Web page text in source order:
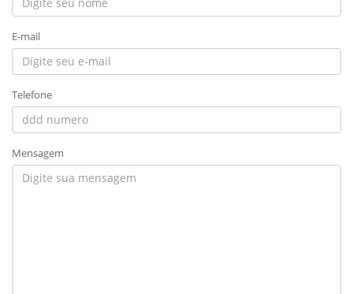
E-mail
Telefone
Mensagem